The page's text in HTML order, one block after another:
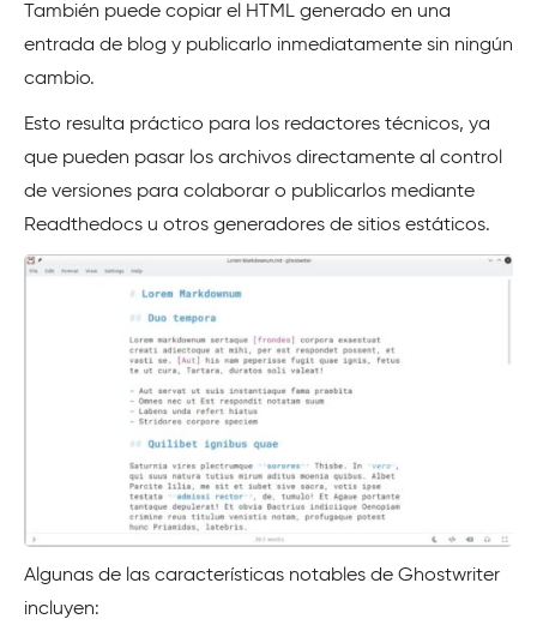
También puede copiar el HTML generado en una
entrada de blog y publicarlo inmediatamente sin ningún
cambio.
Esto resulta práctico para los redactores técnicos, ya
que pueden pasar los archivos directamente al control
de versiones para colaborar o publicarlos mediante
Readthedocs u otros generadores de sitios estáticos.
Algunas de las características notables de Ghostwriter
incluyen: